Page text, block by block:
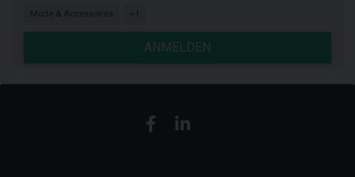
Mode & Accessoires +1
ANMELDEN